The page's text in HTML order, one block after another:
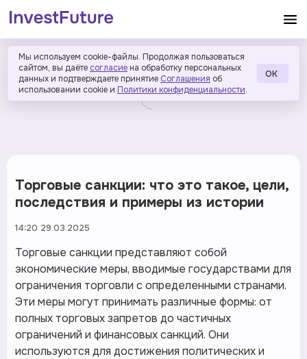
Мы используем cookie-файлы. Продолжая пользоваться
сайтом, вы даёте согласие на обработку персональных
данных и подтверждаете принятие Соглашения об
использовании cookie и Политики конфиденциальности.
ОК
Торговые санкции: что это такое, цели,
последствия и примеры из истории
14:20 29.03.2025
Торговые санкции представляют собой
экономические меры, вводимые государствами для
ограничения торговли с определенными странами.
Эти меры могут принимать различные формы: от
полных торговых запретов до частичных
ограничений и финансовых санкций. Они
используются для достижения политических и